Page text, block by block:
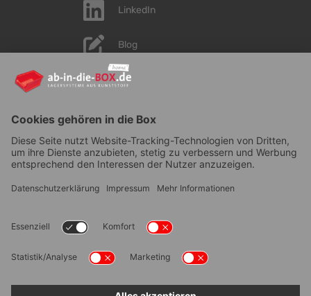
LinkedIn
Blog
YouTube
Bestellvorgang|Impressum|Information zur